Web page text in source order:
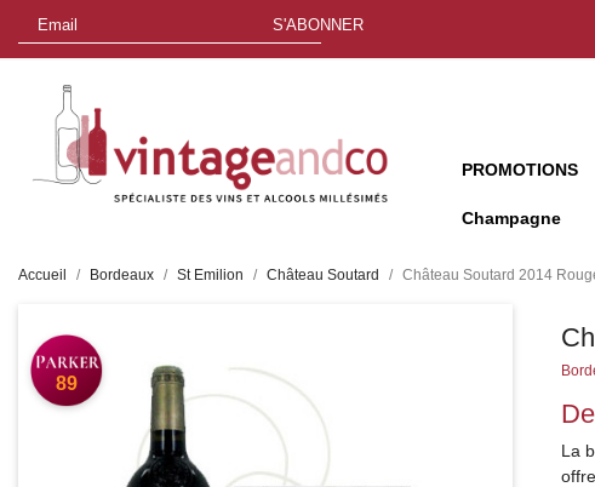
S'ABONNER
PROMOTIONS
Champagne
Accueil Bordeaux St Emilion Château Soutard Château Soutard 2014
89
La